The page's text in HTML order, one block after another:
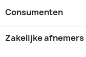
Consumenten
Zakelijke afnemers